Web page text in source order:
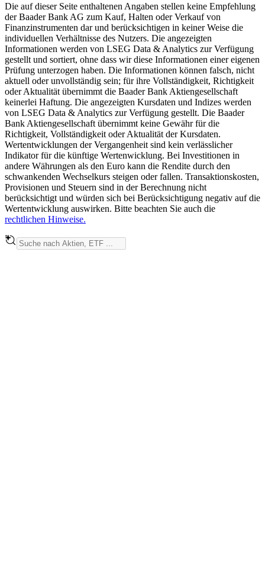
Die auf dieser Seite enthaltenen Angaben stellen keine Empfehlung
der Baader Bank AG zum Kauf, Halten oder Verkauf von
Finanzinstrumenten dar und berücksichtigen in keiner Weise die
individuellen Verhältnisse des Nutzers. Die angezeigten
Informationen werden von LSEG Data & Analytics zur Verfügung
gestellt und sortiert, ohne dass wir diese Informationen einer eigenen
Prüfung unterzogen haben. Die Informationen können falsch, nicht
aktuell oder unvollständig sein; für ihre Vollständigkeit, Richtigkeit
oder Aktualität übernimmt die Baader Bank Aktiengesellschaft
keinerlei Haftung. Die angezeigten Kursdaten und Indizes werden
von LSEG Data & Analytics zur Verfügung gestellt. Die Baader
Bank Aktiengesellschaft übernimmt keine Gewähr für die
Richtigkeit, Vollständigkeit oder Aktualität der Kursdaten.
Wertentwicklungen der Vergangenheit sind kein verlässlicher
Indikator für die künftige Wertenwicklung. Bei Investitionen in
andere Währungen als den Euro kann die Rendite durch den
schwankenden Wechselkurs steigen oder fallen. Transaktionskosten,
Provisionen und Steuern sind in der Berechnung nicht
berücksichtigt und würden sich bei Berücksichtigung negativ auf die
Wertentwicklung auswirken. Bitte beachten Sie auch die
rechtlichen Hinweise.